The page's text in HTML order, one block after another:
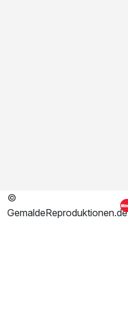
©
GemaldeReproduktionen.de